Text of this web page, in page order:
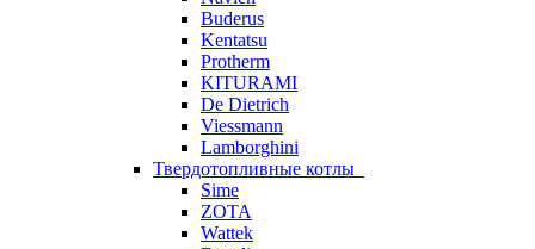
Buderus
Kentatsu
Protherm
KITURAMI
De Dietrich
Viessmann
Lamborghini
Твердотопливные котлы
Sime
ZOTA
Wattek